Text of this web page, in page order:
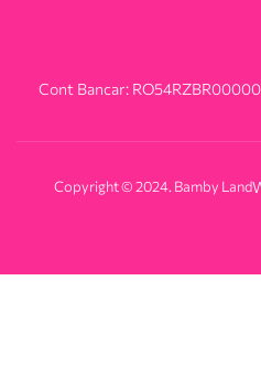
Cont Bancar:
Copyright © 2024. Bamby Land